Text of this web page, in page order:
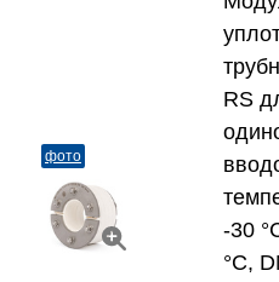
фото
RS
-30
°C,